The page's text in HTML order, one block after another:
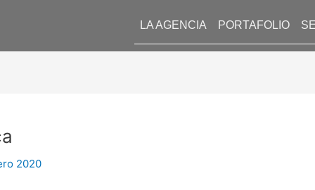
LA AGENCIA PORTAFOLIO
2020